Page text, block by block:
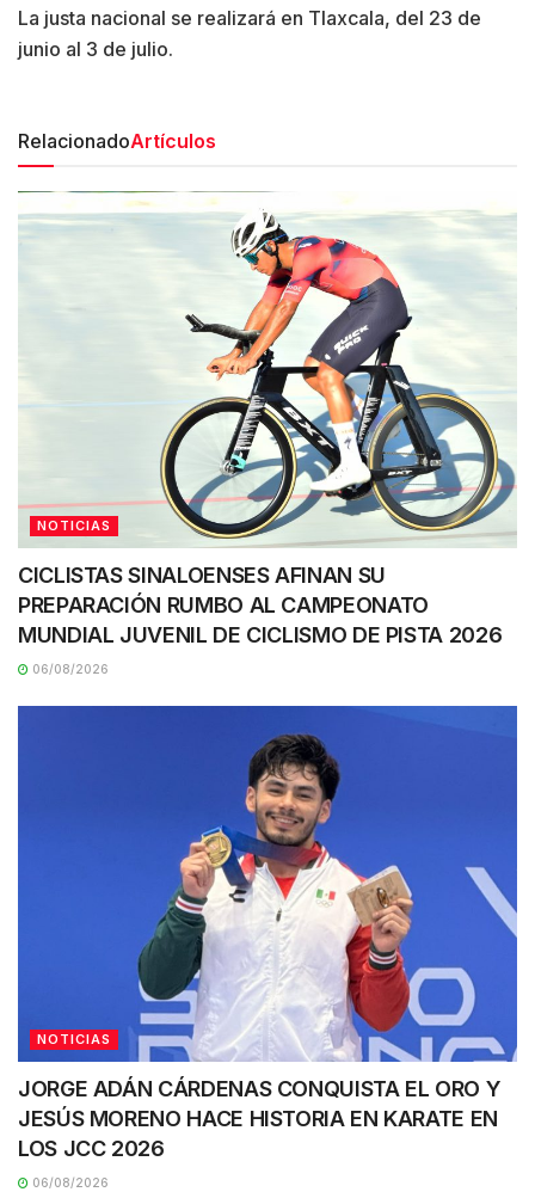
La justa nacional se realizará en Tlaxcala, del 23 de
junio al 3 de julio.
RelacionadoArtículos
NOTICIAS
CICLISTAS SINALOENSES AFINAN SU
PREPARACIÓN RUMBO AL CAMPEONATO
MUNDIAL JUVENIL DE CICLISMO DE PISTA 2026
06/08/2026
NOTICIAS
JORGE ADÁN CÁRDENAS CONQUISTA EL ORO Y
JESÚS MORENO HACE HISTORIA EN KARATE EN
LOS JCC 2026
06/08/2026